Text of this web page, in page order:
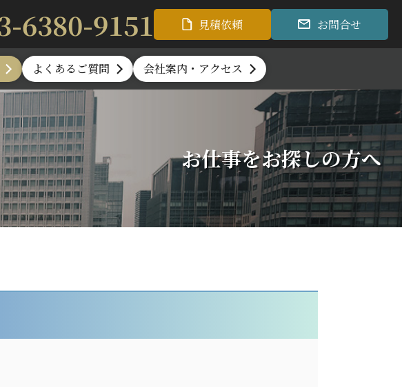
6380-9151 見積依頼 お問合せ
よくあるご質問 会社案内・アクセス
お仕事をお探しの方へ